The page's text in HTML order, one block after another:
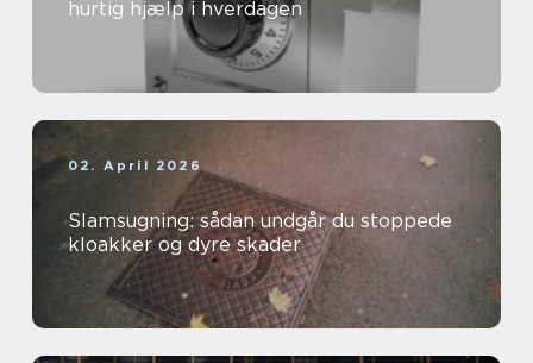
hurtig hjælp i hverdagen
02. April 2026
Slamsugning: sådan undgår du stoppede
kloakker og dyre skader